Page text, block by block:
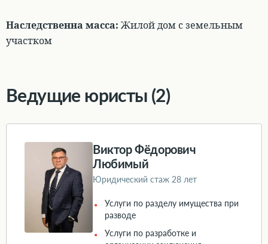
Наследственна масса: Жилой дом с земельным
участком
Ведущие юристы (2)
Виктор Фёдорович
Любимый
Юридический стаж 28 лет
Услуги по разделу имущества при
разводе
Услуги по разработке и